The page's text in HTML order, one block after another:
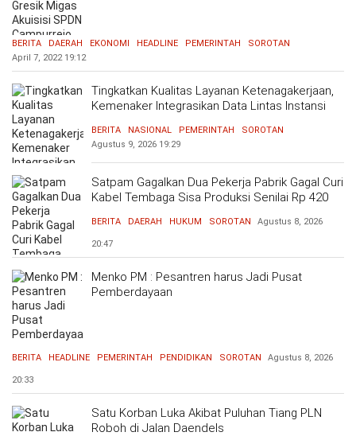
BERITA DAERAH EKONOMI HEADLINE PEMERINTAH
SOROTAN
April 7, 2022 19:12
Tingkatkan Kualitas Layanan Ketenagakerjaan,
Kemenaker Integrasikan Data Lintas Instansi
BERITA NASIONAL PEMERINTAH
SOROTAN
Agustus 9, 2026 19:29
Satpam Gagalkan Dua Pekerja Pabrik Gagal Curi
Kabel Tembaga Sisa Produksi Senilai Rp 420
BERITA DAERAH HUKUM SOROTAN Agustus 8, 2026
20:47
Menko PM : Pesantren harus Jadi Pusat
Pemberdayaan
BERITA HEADLINE PEMERINTAH PENDIDIKAN SOROTAN Agustus 8, 2026
20:33
Satu Korban Luka Akibat Puluhan Tiang PLN
Roboh di Jalan Daendels